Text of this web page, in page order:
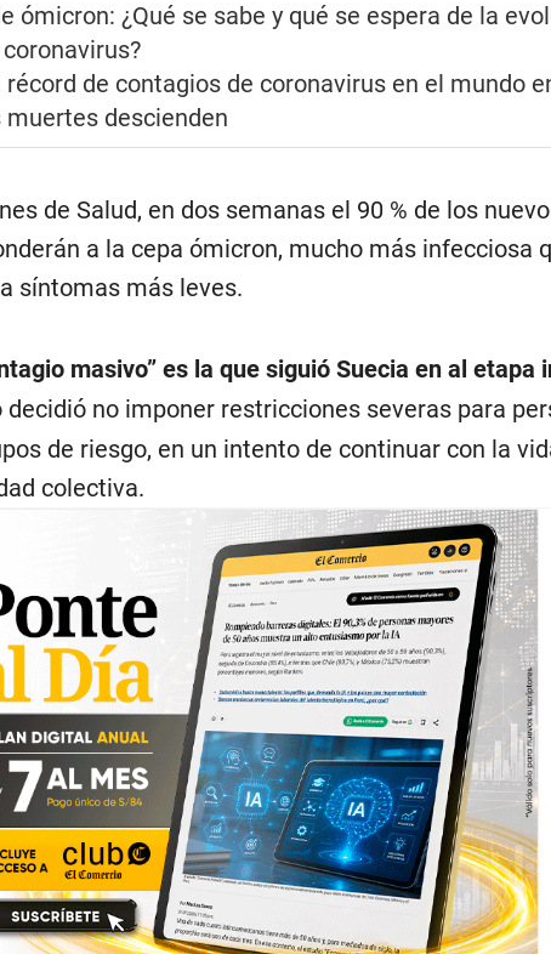
ómicron: ¿Qué se sabe y qué se espera de la
de contagios de coronavirus en el mundo
muertes descienden
de Salud, en dos semanas el 90 % de los
a la cepa ómicron, mucho más infecciosa
síntomas más leves.
masivo” es la que siguió Suecia en al etapa
decidió no imponer restricciones severas para
de riesgo, en un intento de continuar con la
colectiva.